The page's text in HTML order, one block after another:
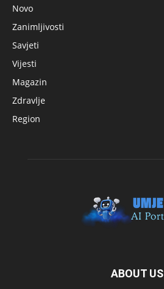
Novo
Zanimljivosti
Savjeti
Vijesti
Magazin
Zdravlje
Region
ABOUT US